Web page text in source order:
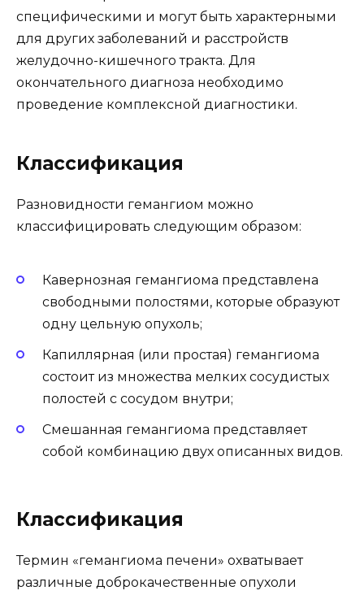
специфическими и могут быть характерными
для других заболеваний и расстройств
желудочно-кишечного тракта. Для
окончательного диагноза необходимо
проведение комплексной диагностики.
Классификация
Разновидности гемангиом можно
классифицировать следующим образом:
Кавернозная гемангиома представлена
свободными полостями, которые образуют
одну цельную опухоль;
Капиллярная (или простая) гемангиома
состоит из множества мелких сосудистых
полостей с сосудом внутри;
Смешанная гемангиома представляет
собой комбинацию двух описанных видов.
Классификация
Термин «гемангиома печени» охватывает
различные доброкачественные опухоли